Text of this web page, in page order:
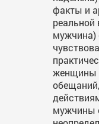
факты и
реальной
мужчина)
женщины
мужчины